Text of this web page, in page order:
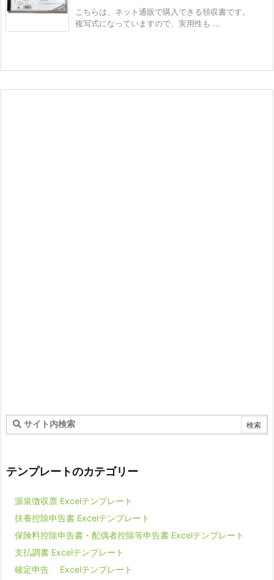
こちらは、ネット通販で購入できる領収書です。
複写式になっていますので、実用性も ...
テンプレートのカテゴリー
源泉徴収票 Excelテンプレート
扶養控除申告書 Excelテンプレート
保険料控除申告書・配偶者控除等申告書 Excelテンプレート
支払調書 Excelテンプレート
確定申告 Excelテンプレート